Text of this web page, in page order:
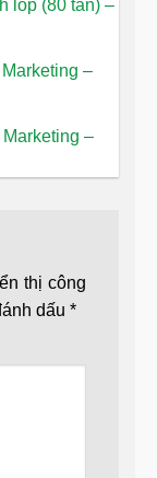
lốp (80 tấn) –
–
–
thị công
dấu *